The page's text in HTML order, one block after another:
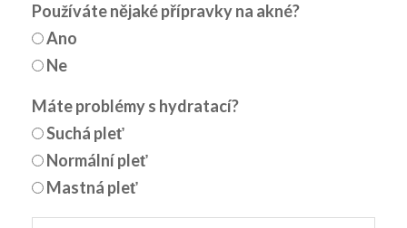
Používáte nějaké přípravky na akné?
Ano
Ne
Máte problémy s hydratací?
Suchá pleť
Normální pleť
Mastná pleť